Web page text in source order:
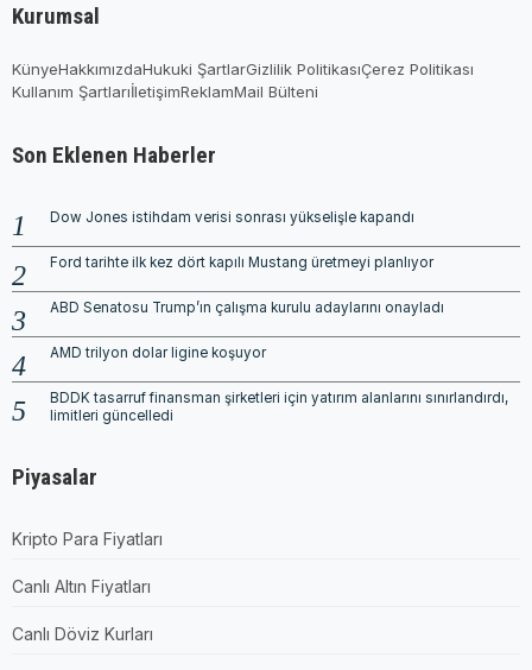
Kurumsal
KünyeHakkımızdaHukuki ŞartlarGizlilik PolitikasıÇerez Politikası
Kullanım ŞartlarıİletişimReklamMail Bülteni
Son Eklenen Haberler
Dow Jones istihdam verisi sonrası yükselişle kapandı
Ford tarihte ilk kez dört kapılı Mustang üretmeyi planlıyor
ABD Senatosu Trump’ın çalışma kurulu adaylarını onayladı
AMD trilyon dolar ligine koşuyor
BDDK tasarruf finansman şirketleri için yatırım alanlarını sınırlandırdı,
limitleri güncelledi
Piyasalar
Kripto Para Fiyatları
Canlı Altın Fiyatları
Canlı Döviz Kurları